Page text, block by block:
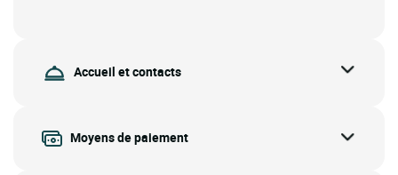
Accueil et contacts
Moyens de paiement